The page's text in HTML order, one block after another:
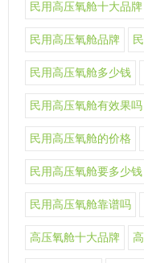
民用高压氧舱十大品牌
民用高压氧舱品牌
民用高压氧舱多少钱
民用高压氧舱有效果吗
民用高压氧舱的价格
民用高压氧舱要多少钱
民用高压氧舱靠谱吗
高压氧舱十大品牌